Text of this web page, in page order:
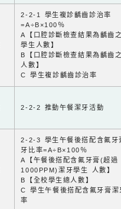
2-2-1 學生複診齲齒診治率
=A÷B×100％
A【口腔診斷檢查結果為齲齒
學生人數】
B【口腔診斷檢查結果為齲齒
人數】
C 學生複診齲齒診治率
2-2-2 推動午餐潔牙活動
2-2-3 學生午餐後搭配含氟牙
牙比率=A÷B×100％
A【午餐後搭配含氟牙膏(超過
1000PPM)潔牙學生 人數】
B【全校學生總人數】
C 學生午餐後搭配含氟牙膏潔
率